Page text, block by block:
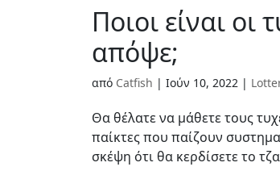
Ποιοι είναι οι
απόψε;
από Catfish | Ιούν 10, 2022 |
Θα θέλατε να μάθετε τους
παίκτες που παίζουν
σκέψη ότι θα κερδίσετε το